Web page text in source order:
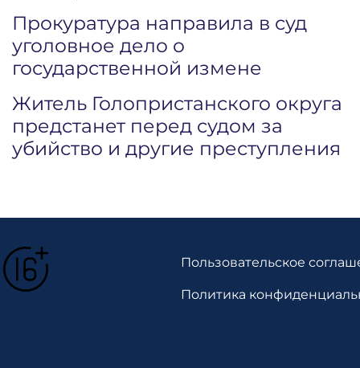
Прокуратура направила в суд
уголовное дело о
государственной измене
Житель Голопристанского округа
предстанет перед судом за
убийство и другие преступления
Пользовательское
Политика